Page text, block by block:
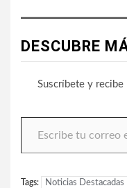
DESCUBRE
Suscríbete y recibe
Escribe tu correo electrónico…
Tags: Noticias Destacadas